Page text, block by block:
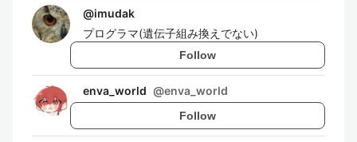
@imudak
プログラマ(遺伝子組み換えでない)
Follow
enva_world @enva_world
Follow